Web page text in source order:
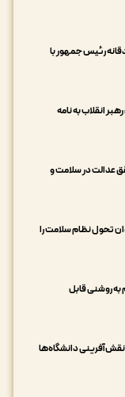
رئیس جمهور با
انقلاب به نامه
عدالت در سلامت و
تحول نظام سلامت را
به روشنی قابل
دانشگاه‌ها